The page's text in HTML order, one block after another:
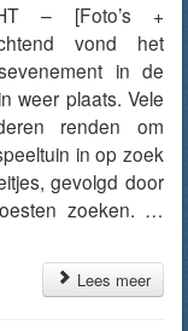
– [Foto’s +
vond het
in de
weer plaats. Vele
renden om
in op zoek
gevolgd door
zoeken. …
Lees meer